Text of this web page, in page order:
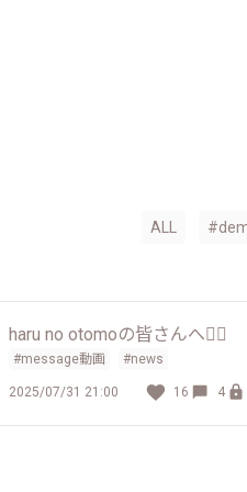
ALL
haru no otomoの皆さんへ❁⃘
#message動画 #news
2025/07/31 21:00 16 4